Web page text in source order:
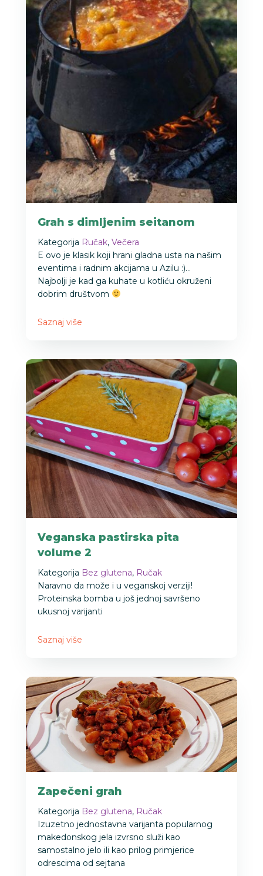
Grah s dimljenim seitanom
Kategorija Ručak, Večera
E ovo je klasik koji hrani gladna usta na našim
eventima i radnim akcijama u Azilu :)…
Najbolji je kad ga kuhate u kotliću okruženi
dobrim društvom
Saznaj više
Veganska pastirska pita
volume 2
Kategorija Bez glutena, Ručak
Naravno da može i u veganskoj verziji!
Proteinska bomba u još jednoj savršeno
ukusnoj varijanti
Saznaj više
Zapečeni grah
Kategorija Bez glutena, Ručak
Izuzetno jednostavna varijanta popularnog
makedonskog jela izvrsno služi kao
samostalno jelo ili kao prilog primjerice
odrescima od sejtana